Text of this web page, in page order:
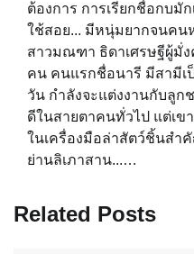
ต้องการ การเรียกชื่อกบมั
ใช้สอย... มีหนุ่มยากจนคน
สาวมณฑา ธิดาเศรษฐีผู้มั่
คน คนแรกชื่อนารี มีสามีเ
วัน กำลังจะแต่งงานกับลู
ดีในสายตาคนทั่วไป แต่เข
ในเครื่องมือล่าสัตว์ชิ้นสำ
ย่านลิเภาสาน...…
Related Posts